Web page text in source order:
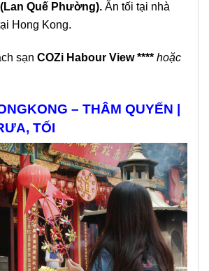
Quế Phường). Ăn tối tại nhà
Hong Kong.
sạn COZi Habour View **** hoặc
– THÂM QUYẾN |
TỐI